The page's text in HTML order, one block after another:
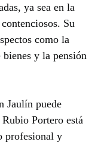
ya sea en la
Su
como la
y la pensión
Jaulín puede
Portero está
profesional y